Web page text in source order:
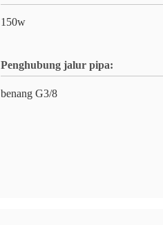
150w
Penghubung jalur pipa:
benang G3/8